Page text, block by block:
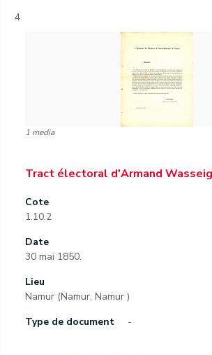
4
1 media
Tract électoral d'Armand
Cote
1.10.2
Date
30 mai 1850.
Lieu
Namur (Namur, Namur )
Type de document
-